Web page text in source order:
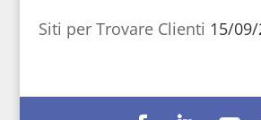
Siti per Trovare Clienti 15/